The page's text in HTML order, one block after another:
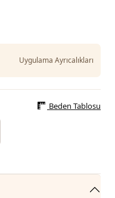
Uygulama Ayrıcalıkları
Beden Tablosu